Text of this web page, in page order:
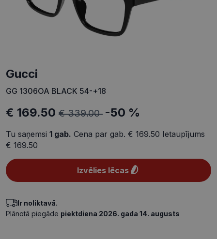
Gucci
GG 1306OA BLACK 54-+18
€ 169.50 € 339.00 -50 %
Tu saņemsi 1 gab. Cena par gab. € 169.50 Ietaupījums
€ 169.50
Izvēlies lēcas
Ir noliktavā.
Plānotā piegāde piektdiena 2026. gada 14. augusts